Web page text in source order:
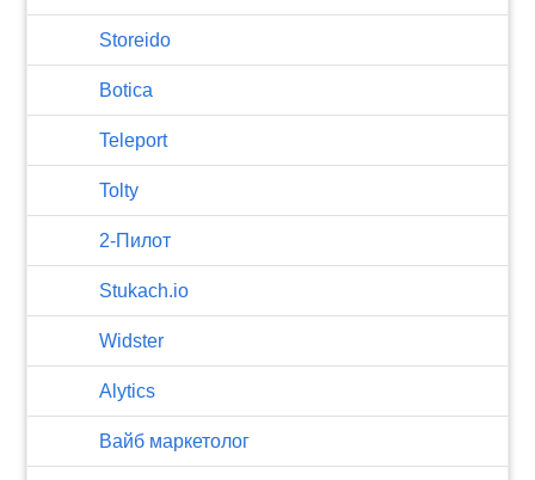
Storeido
Botica
Teleport
Tolty
2-Пилот
Stukach.io
Widster
Alytics
Вайб маркетолог